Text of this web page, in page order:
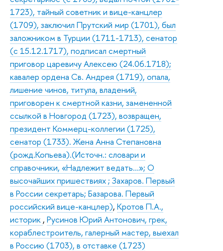
1723), тайный советник и вице-канцлер
(1709), заключил Прутский мир (1701), был
заложником в Турции (1711-1713), сенатор
(с 15.12.1717), подписал смертный
приговор царевичу Алексею (24.06.1718);
кавалер ордена Св. Андрея (1719), опала,
лишение чинов, титула, владений,
приговорен к смертной казни, замененной
ссылкой в Новгород (1723), возвращен,
президент Коммерц-коллегии (1725),
сенатор (1733). Жена Анна Степановна
(рожд.Копьева).(Источн.: словари и
справочники, «Надлежит ведать…»; О
высочайших пришествиях ; Захаров. Первый
в России секретарь; Базарова. Первый
российский вице-канцлер), Кротов П.А.,
историк , Русинов Юрий Антонович, грек,
кораблестроитель, галерный мастер, выехал
в Россию (1703), в отставке (1723)